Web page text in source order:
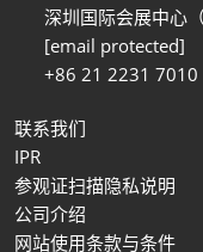
深圳国际会展中心（
[email protected]
+86 21 2231 7010
联系我们
IPR
参观证扫描隐私说明
公司介绍
网站使用条款与条件